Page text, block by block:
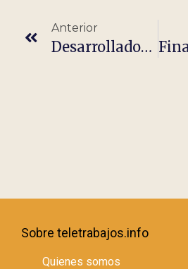
Anterior
Desarrollador /a Backend Microservicios (remoto)
Sobre teletrabajos.info
Quienes somos